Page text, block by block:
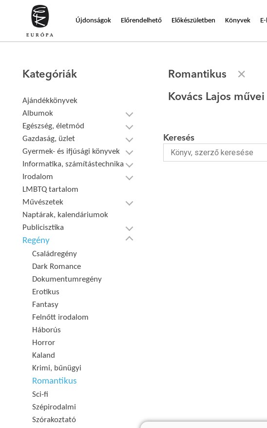
Újdonságok Előrendelhető Előkészületben Könyvek
Kategóriák
Ajándékkönyvek
Albumok
Egészség, életmód
Gazdaság, üzlet
Gyermek- és ifjúsági könyvek
Informatika, számítástechnika
Irodalom
LMBTQ tartalom
Művészetek
Naptárak, kalendáriumok
Publicisztika
Regény
Családregény
Dark Romance
Dokumentumregény
Erotikus
Fantasy
Felnőtt irodalom
Háborús
Horror
Kaland
Krimi, bűnügyi
Romantikus
Sci-fi
Szépirodalmi
Szórakoztató
Romantikus
Kovács Lajos művei
Keresés